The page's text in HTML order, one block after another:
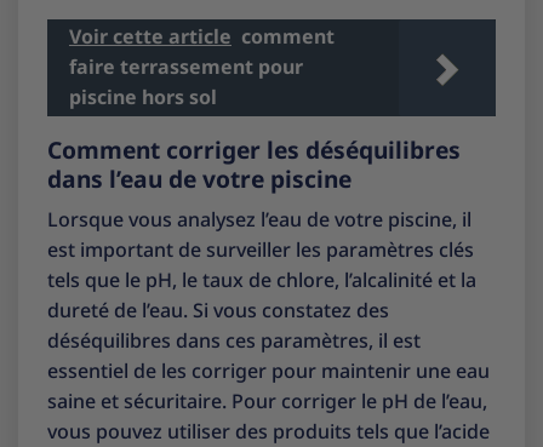
Voir cette article comment
faire terrassement pour
piscine hors sol
Comment corriger les déséquilibres
dans l’eau de votre piscine
Lorsque vous analysez l’eau de votre piscine, il
est important de surveiller les paramètres clés
tels que le pH, le taux de chlore, l’alcalinité et la
dureté de l’eau. Si vous constatez des
déséquilibres dans ces paramètres, il est
essentiel de les corriger pour maintenir une eau
saine et sécuritaire. Pour corriger le pH de l’eau,
vous pouvez utiliser des produits tels que l’acide